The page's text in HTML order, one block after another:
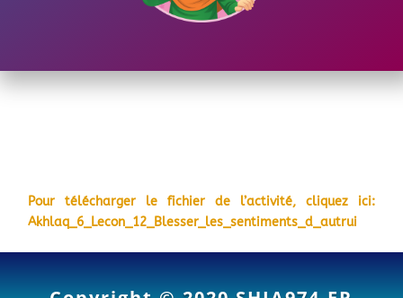
Pour télécharger le fichier de l’activité, cliquez ici:
Akhlaq_6_Lecon_12_Blesser_les_sentiments_d_autrui